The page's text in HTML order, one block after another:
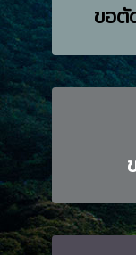
ขอตั